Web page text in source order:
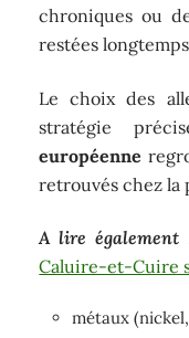
chroniques ou
restées
Le choix des
stratégie
européenne
retrouvés chez la
A lire également
Caluire-et-Cuire
métaux